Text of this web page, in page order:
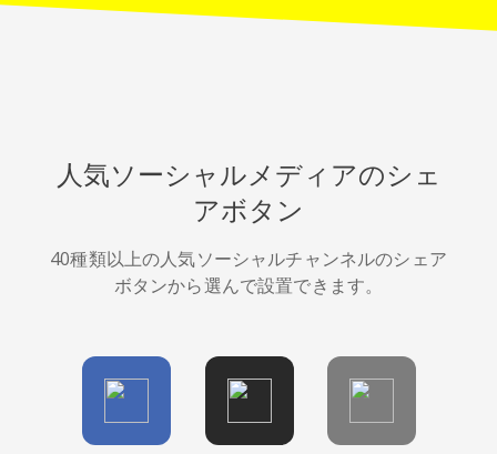
人気ソーシャルメディアのシェ
アボタン
40種類以上の人気ソーシャルチャンネルのシェア
ボタンから選んで設置できます。